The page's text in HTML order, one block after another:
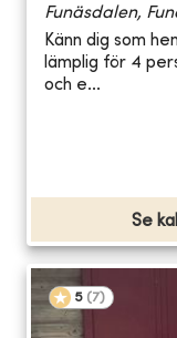
Funäsdalen,
Känn dig som
lämplig för 4
och e...
Se
5 (7)